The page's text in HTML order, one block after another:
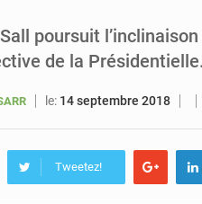
poursuit
de la
le: 14 septembre 2018
Tweetez!